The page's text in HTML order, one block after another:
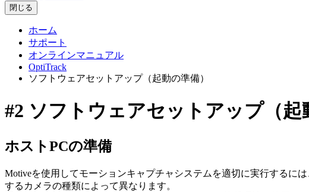
閉じる
ホーム
サポート
オンラインマニュアル
OptiTrack
ソフトウェアセットアップ（起動の準備）
#2 ソフトウェアセットアップ（起
ホストPCの準備
Motiveを使用してモーションキャプチャシステムを適切に実行するに
するカメラの種類によって異なります。